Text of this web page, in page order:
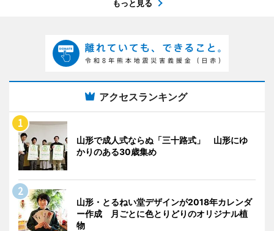
もっと見る
アクセスランキング
山形で成人式ならぬ「三十路式」 山形にゆ
かりのある30歳集め
山形・とるねい堂デザインが2018年カレンダ
ー作成 月ごとに色とりどりのオリジナル植
物